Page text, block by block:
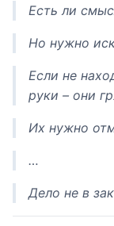
Есть ли
Но нужно
Если не
руки – они
Их нужно
…
Дело не в